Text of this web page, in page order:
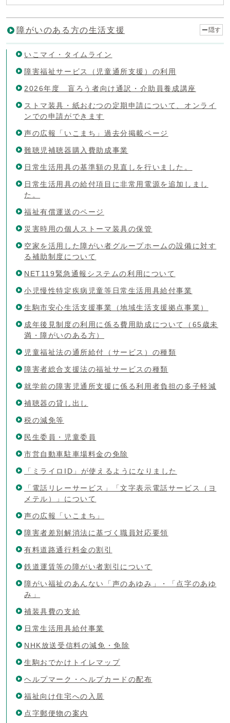
障がいのある方の生活支援 隠す
いこマイ・タイムライン
障害福祉サービス（児童通所支援）の利用
2026年度 盲ろう者向け通訳・介助員養成講座
ストマ装具・紙おむつの定期申請について、オンライ
ンでの申請ができます
声の広報「いこまち」過去分掲載ページ
難聴児補聴器購入費助成事業
日常生活用具の基準額の見直しを行いました。
日常生活用具の給付項目に非常用電源を追加しまし
た。
福祉有償運送のページ
災害時用の個人ストーマ装具の保管
空家を活用した障がい者グループホームの設備に対す
る補助制度について
NET119緊急通報システムの利用について
小児慢性特定疾病児童等日常生活用具給付事業
生駒市安心生活支援事業（地域生活支援拠点事業）
成年後見制度の利用に係る費用助成について（65歳未
満・障がいのある方）
児童福祉法の通所給付（サービス）の種類
障害者総合支援法の福祉サービスの種類
就学前の障害児通所支援に係る利用者負担の多子軽減
補聴器の貸し出し
税の減免等
民生委員・児童委員
市営自動車駐車場料金の免除
「ミライロID」が使えるようになりました
「電話リレーサービス」「文字表示電話サービス（ヨ
メテル）」について
声の広報「いこまち」
障害者差別解消法に基づく職員対応要領
有料道路通行料金の割引
鉄道運賃等の障がい者割引について
障がい福祉のあんない「声のあゆみ」・「点字のあゆ
み」
補装具費の支給
日常生活用具給付事業
NHK放送受信料の減免・免除
生駒おでかけトイレマップ
ヘルプマーク・ヘルプカードの配布
福祉向け住宅への入居
点字郵便物の案内